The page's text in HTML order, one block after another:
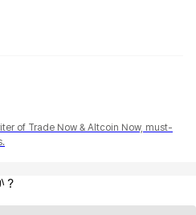
of Trade Now & Altcoin Now, must-